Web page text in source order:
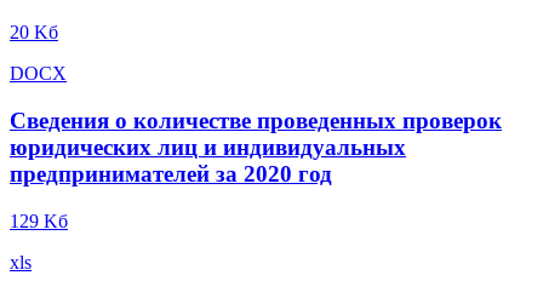
20 Kб
DOCX
Сведения о количестве проведенных проверок
юридических лиц и индивидуальных
предпринимателей за 2020 год
129 Kб
xls